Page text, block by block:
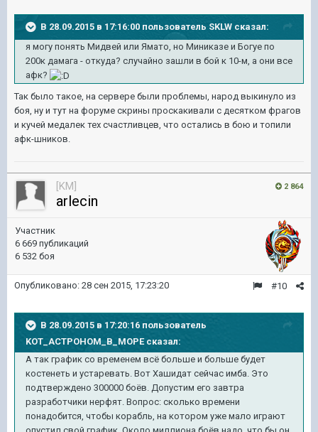
В 28.09.2015 в 17:16:00 пользователь SKLW сказал:
я могу понять Мидвей или Ямато, но Миниказе и Богуе по
200к дамага - откуда? случайно зашли в бой к 10-м, а они все
афк?
Так было такое, на сервере были проблемы, народ выкинуло из
боя, ну и тут на форуме скрины проскакивали с десятком фрагов
и кучей медалек тех счастливцев, что остались в бою и топили
афк-шников.
2 864
[KM]
arlecin
Участник
6 669 публикаций
6 532 боя
#10
Опубликовано: 28 сен 2015, 17:23:20
В 28.09.2015 в 17:20:16 пользователь
KOT_ACTPOHOM_B_MOPE сказал:
А так график со временем всё больше и больше будет
костенеть и устаревать. Вот Хашидат сейчас имба. Это
подтверждено 300000 боёв. Допустим его завтра
разработчики нерфят. Вопрос: сколько времени
понадобится, чтобы корабль, на котором уже мало играют